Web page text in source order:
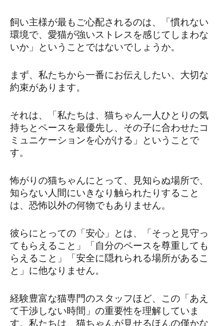
飼い主様が最もご心配されるのは、「慣れない
環境で、愛猫が強いストレスを感じてしまわな
いか」ということではないでしょうか。
まず、私たちから一番にお伝えしたい、大切な
約束があります。
それは、「私たちは、猫ちゃん一人ひとりの気
持ちとペースを最優先し、その子に合わせたコ
ミュニケーションを心がける」ということで
す。
怖がりの猫ちゃんにとって、見知らぬ場所で、
知らない人間にいきなり触られたりすること
は、恐怖以外の何物でもありません。
彼らにとっての「安心」とは、「そっと見守っ
てもらえること」「自分のペースを尊重しても
らえること」「安全に隠れられる場所があるこ
と」に他なりません。
経験豊富な猫専門のスタッフほど、この「あえ
て干渉しない時間」の重要性を理解していま
す。私たちは、猫ちゃんが見せるほんの僅かな